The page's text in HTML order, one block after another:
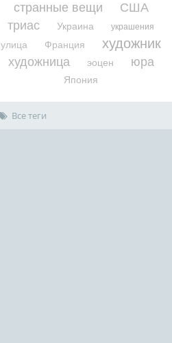
странные вещи
США
триас
Украина украшения
улица Франция художник
художница эоцен юра
Япония
Все теги